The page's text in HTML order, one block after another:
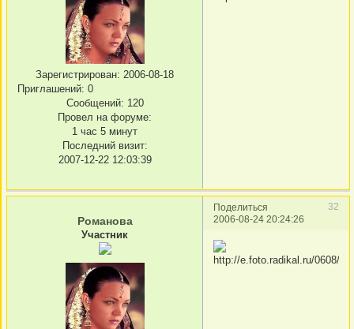
Зарегистрирован: 2006-08-18
Приглашений: 0
Сообщений: 120
Провел на форуме:
1 час 5 минут
Последний визит:
2007-12-22 12:03:39
Поделиться
32
2006-08-24 20:24:26
Романова
Участник